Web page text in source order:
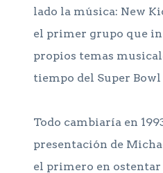
lado la música: New
el primer grupo que
propios temas
tiempo del Super Bowl
Todo cambiaría en
presentación de
el primero en